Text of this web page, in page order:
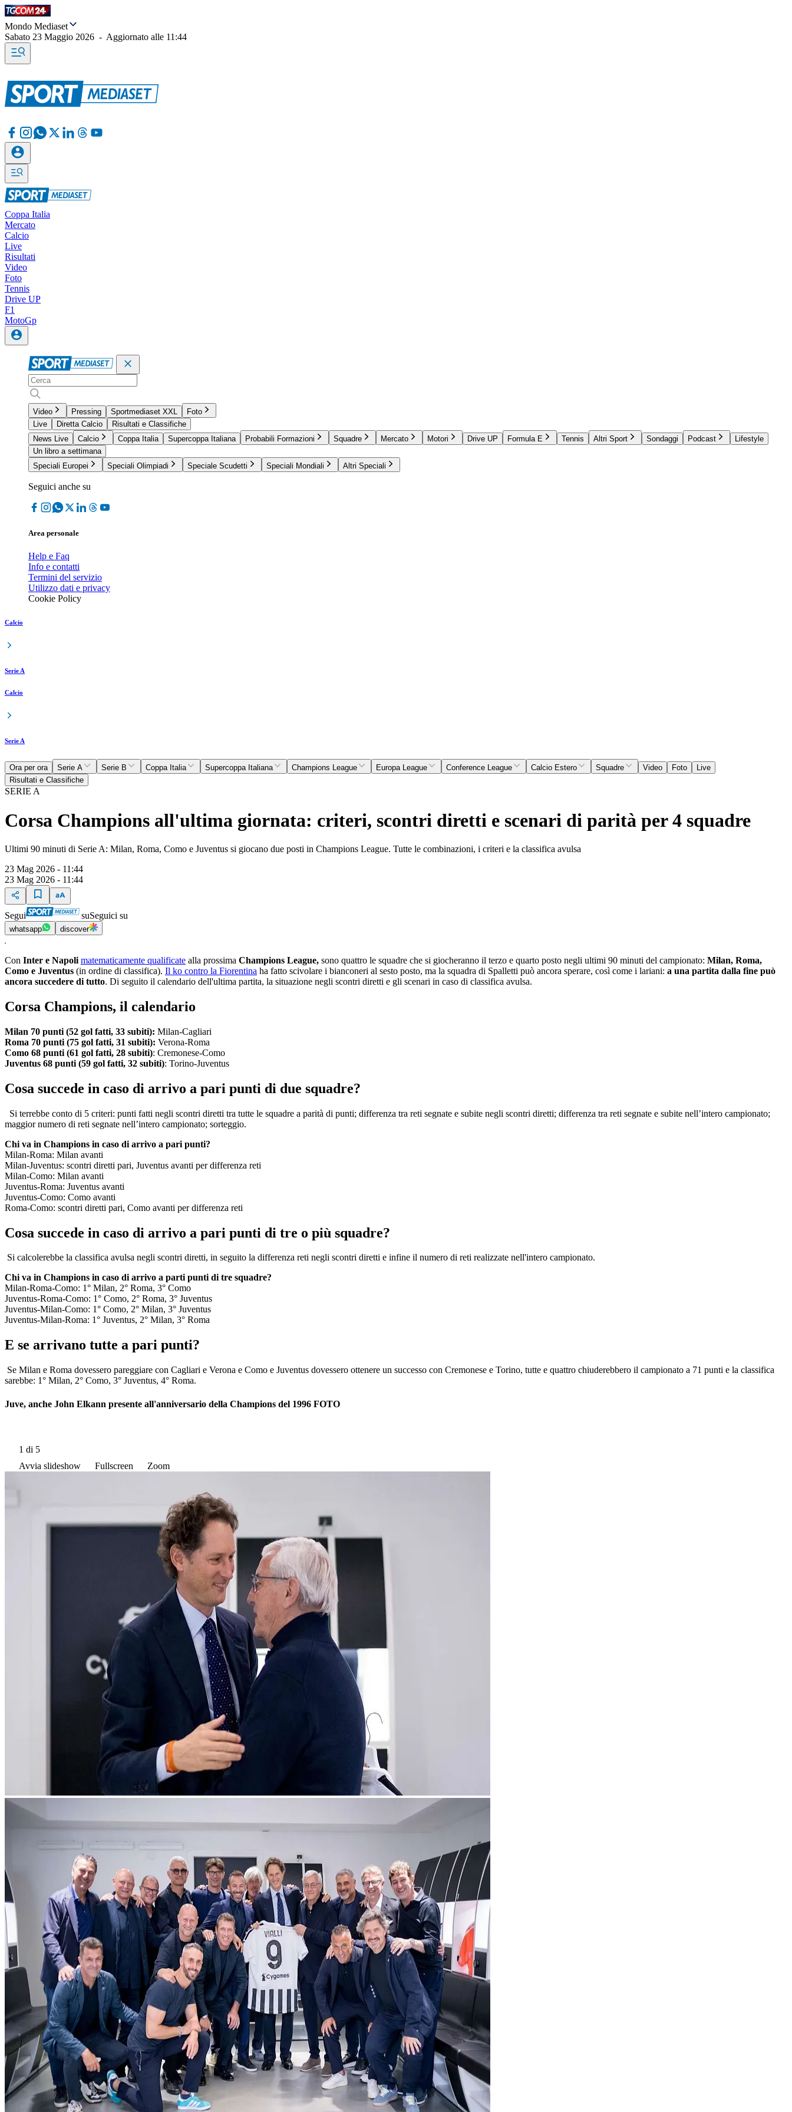
Mondo Mediaset
Sabato 23 Maggio 2026 - Aggiornato alle 11:44
Coppa Italia
Mercato
Calcio
Live
Risultati
Video
Foto
Tennis
Drive UP
F1
MotoGp
Video Pressing Sportmediaset XXL
Foto
Live
Diretta Calcio
Risultati e Classifiche
News Live
Calcio Coppa Italia Supercoppa Italiana Probabili Formazioni Squadre Mercato Motori Drive UP Formula E Tennis Altri Sport Sondaggi Podcast
Lifestyle
Un libro a settimana
Speciali Europei
Speciali Olimpiadi Speciale Scudetti Speciali Mondiali Altri Speciali
Seguici anche su
Area personale
Help e Faq
Info e contatti
Termini del servizio
Utilizzo dati e privacy
Cookie Policy
Calcio
Serie A
Calcio
Serie A
Ora per ora Serie A Serie B Coppa Italia Supercoppa Italiana Champions League Europa League Conference League Calcio Estero Squadre Video Foto
Live
Risultati e Classifiche
SERIE A
Corsa Champions all'ultima giornata: criteri, scontri diretti e scenari di parità per 4 squadre
Ultimi 90 minuti di Serie A: Milan, Roma, Como e Juventus si giocano due posti in Champions League. Tutte le combinazioni, i criteri e la classifica avulsa
23 Mag 2026 - 11:44
23 Mag 2026 - 11:44
Segui suSeguici su
whatsapp discover
Con Inter e Napoli matematicamente qualificate alla prossima Champions League, sono quattro le squadre che si giocheranno il terzo e quarto posto negli ultimi 90 minuti del campionato: Milan, Roma,
Como e Juventus (in ordine di classifica). Il ko contro la Fiorentina ha fatto scivolare i bianconeri al sesto posto, ma la squadra di Spalletti può ancora sperare, così come i lariani: a una partita dalla fine può
ancora succedere di tutto. Di seguito il calendario dell'ultima partita, la situazione negli scontri diretti e gli scenari in caso di classifica avulsa.
Corsa Champions, il calendario
Milan 70 punti (52 gol fatti, 33 subiti): Milan-Cagliari
Roma 70 punti (75 gol fatti, 31 subiti): Verona-Roma
Como 68 punti (61 gol fatti, 28 subiti): Cremonese-Como
Juventus 68 punti (59 gol fatti, 32 subiti): Torino-Juventus
Cosa succede in caso di arrivo a pari punti di due squadre?
Si terrebbe conto di 5 criteri: punti fatti negli scontri diretti tra tutte le squadre a parità di punti; differenza tra reti segnate e subite negli scontri diretti; differenza tra reti segnate e subite nell’intero campionato;
maggior numero di reti segnate nell’intero campionato; sorteggio.
Chi va in Champions in caso di arrivo a pari punti?
Milan-Roma: Milan avanti
Milan-Juventus: scontri diretti pari, Juventus avanti per differenza reti
Milan-Como: Milan avanti
Juventus-Roma: Juventus avanti
Juventus-Como: Como avanti
Roma-Como: scontri diretti pari, Como avanti per differenza reti
Cosa succede in caso di arrivo a pari punti di tre o più squadre?
Si calcolerebbe la classifica avulsa negli scontri diretti, in seguito la differenza reti negli scontri diretti e infine il numero di reti realizzate nell'intero campionato.
Chi va in Champions in caso di arrivo a parti punti di tre squadre?
Milan-Roma-Como: 1° Milan, 2° Roma, 3° Como
Juventus-Roma-Como: 1° Como, 2° Roma, 3° Juventus
Juventus-Milan-Como: 1° Como, 2° Milan, 3° Juventus
Juventus-Milan-Roma: 1° Juventus, 2° Milan, 3° Roma
E se arrivano tutte a pari punti?
Se Milan e Roma dovessero pareggiare con Cagliari e Verona e Como e Juventus dovessero ottenere un successo con Cremonese e Torino, tutte e quattro chiuderebbero il campionato a 71 punti e la classifica
sarebbe: 1° Milan, 2° Como, 3° Juventus, 4° Roma.
Juve, anche John Elkann presente all'anniversario della Champions del 1996 FOTO
1 di 5
Avvia slideshow
Fullscreen Zoom